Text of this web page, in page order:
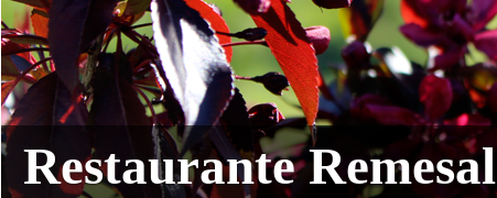
Restaurante Remesal